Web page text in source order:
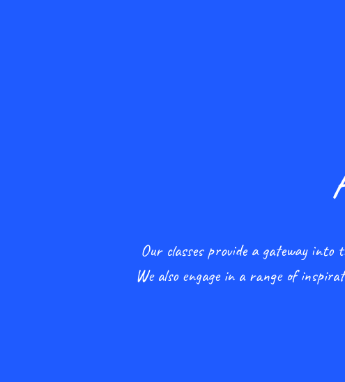
Our classes provide a gateway
We also engage in a range of